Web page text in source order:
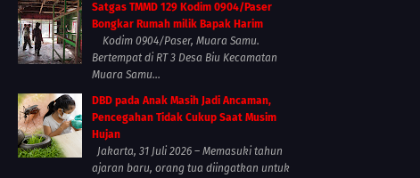
Satgas TMMD 129 Kodim 0904/Paser
Bongkar Rumah milik Bapak Harim
Kodim 0904/Paser, Muara Samu.
Bertempat di RT 3 Desa Biu Kecamatan
Muara Samu...
DBD pada Anak Masih Jadi Ancaman,
Pencegahan Tidak Cukup Saat Musim
Hujan
Jakarta, 31 Juli 2026 – Memasuki tahun
ajaran baru, orang tua diingatkan untuk